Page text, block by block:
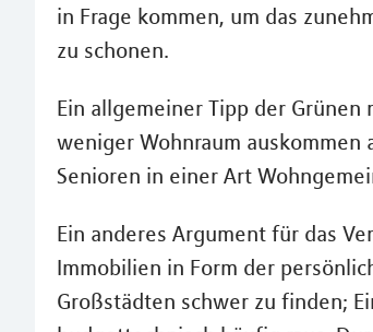
in Frage kommen, um das
zu schonen.
Ein allgemeiner Tipp der
weniger Wohnraum auskommen
Senioren in einer Art
Ein anderes Argument für das
Immobilien in Form der
Großstädten schwer zu finden;